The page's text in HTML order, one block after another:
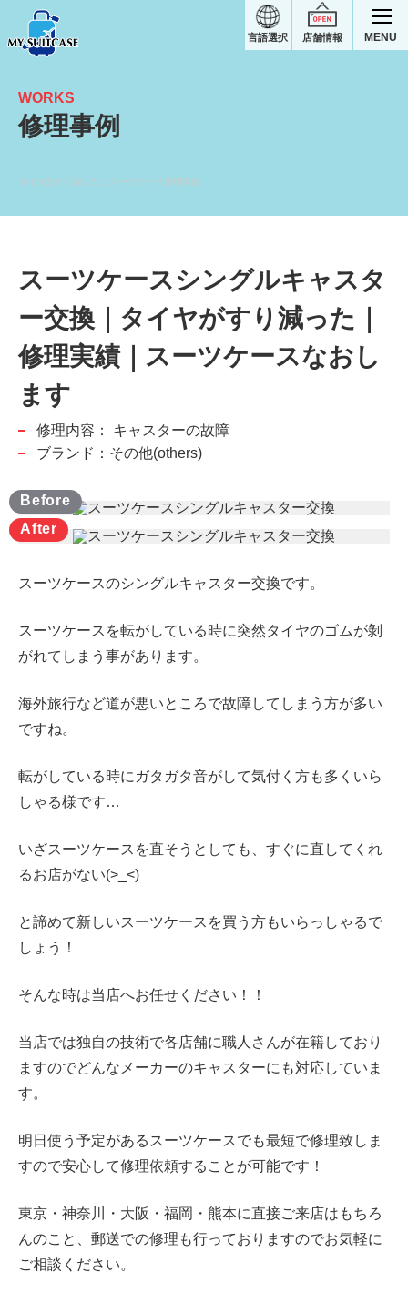
店舗情報
言語選択 MENU
タイヤがすり減った｜スーツケース修理実績
WORKS
修理事例
スーツケースシングルキャスタ
ー交換｜タイヤがすり減った｜
修理実績｜スーツケースなおし
ます
修理内容：
キャスターの故障
ブランド：その他(others)
スーツケースのシングルキャスター交換です。
スーツケースを転がしている時に突然タイヤのゴムが剝
がれてしまう事があります。
海外旅行など道が悪いところで故障してしまう方が多い
ですね。
転がしている時にガタガタ音がして気付く方も多くいら
しゃる様です…
いざスーツケースを直そうとしても、すぐに直してくれ
るお店がない(>_<)
と諦めて新しいスーツケースを買う方もいらっしゃるで
しょう！
そんな時は当店へお任せください！！
当店では独自の技術で各店舗に職人さんが在籍しており
ますのでどんなメーカーのキャスターにも対応していま
す。
明日使う予定があるスーツケースでも最短で修理致しま
すので安心して修理依頼することが可能です！
東京・神奈川・大阪・福岡・熊本に直接ご来店はもちろ
んのこと、郵送での修理も行っておりますのでお気軽に
ご相談ください。